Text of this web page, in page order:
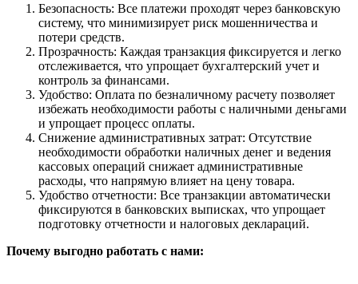
Безопасность: Все платежи проходят через банковскую
систему, что минимизирует риск мошенничества и
потери средств.
Прозрачность: Каждая транзакция фиксируется и легко
отслеживается, что упрощает бухгалтерский учет и
контроль за финансами.
Удобство: Оплата по безналичному расчету позволяет
избежать необходимости работы с наличными деньгами
и упрощает процесс оплаты.
Снижение административных затрат: Отсутствие
необходимости обработки наличных денег и ведения
кассовых операций снижает административные
расходы, что напрямую влияет на цену товара.
Удобство отчетности: Все транзакции автоматически
фиксируются в банковских выписках, что упрощает
подготовку отчетности и налоговых деклараций.
Почему выгодно работать с нами: